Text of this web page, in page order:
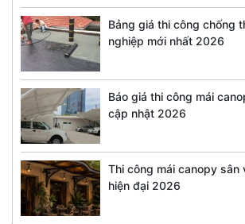
Bảng giá thi công chống
nghiệp mới nhất 2026
Báo giá thi công mái
cập nhật 2026
Thi công mái canopy sân
hiện đại 2026